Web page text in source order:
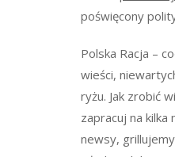
poświęcony
Polska Racja –
wieści,
ryżu. Jak zrobić
zapracuj na kilka
newsy,